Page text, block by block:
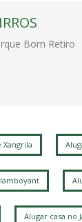
Bom Retiro
Xangrila
Alugar casa no